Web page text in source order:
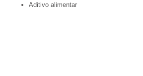
Aditivo alimentar